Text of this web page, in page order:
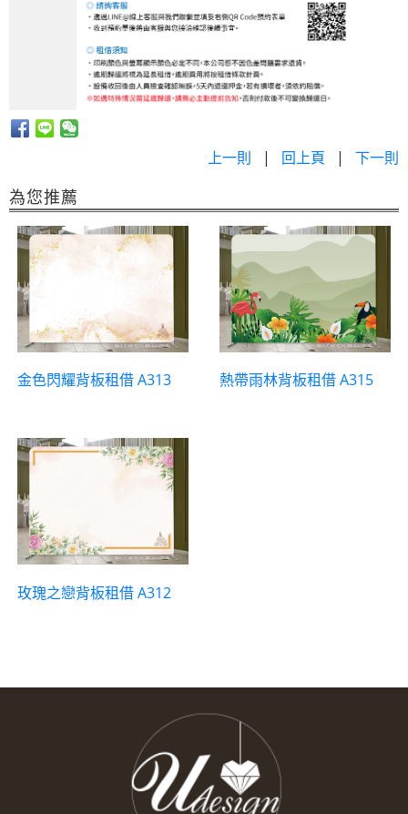
上一則 | 回上頁 | 下一則
為您推薦
金色閃耀背板租借 A313 熱帶雨林背板租借 A315
玫瑰之戀背板租借 A312